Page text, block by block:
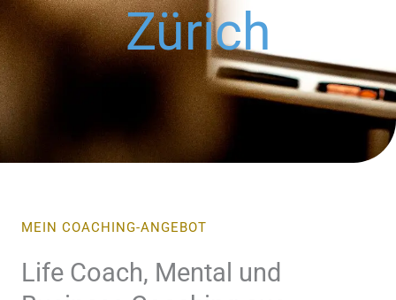
Zürich
MEIN COACHING-ANGEBOT
Life Coach, Mental und